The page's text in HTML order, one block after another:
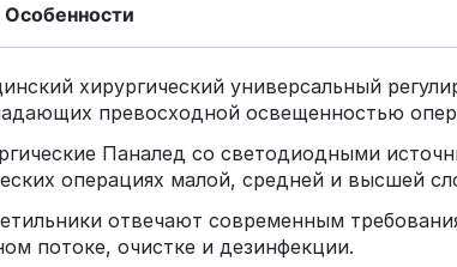
Особенности
хирургический универсальный
превосходной освещенностью
Паналед со светодиодными
операциях малой, средней и высшей
отвечают современным
потоке, очистке и дезинфекции.